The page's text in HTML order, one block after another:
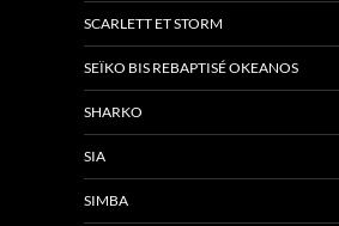
SCARLETT ET STORM
SEÏKO BIS REBAPTISÉ OKEANOS
SHARKO
SIA
SIMBA